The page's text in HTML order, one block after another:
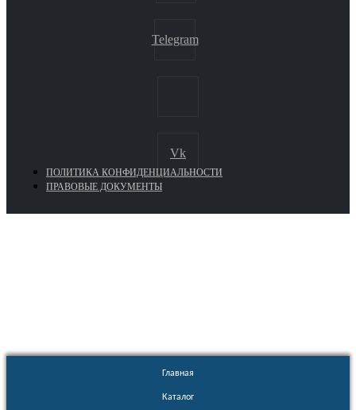
Telegram
Vk
ПОЛИТИКА КОНФИДЕНЦИАЛЬНОСТИ
ПРАВОВЫЕ ДОКУМЕНТЫ
Главная
Каталог